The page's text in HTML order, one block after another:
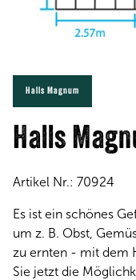
Halls Magnum
Halls
Artikel Nr.: 70924
Es ist ein schönes
um z. B. Obst,
zu ernten - mit dem
Sie jetzt die